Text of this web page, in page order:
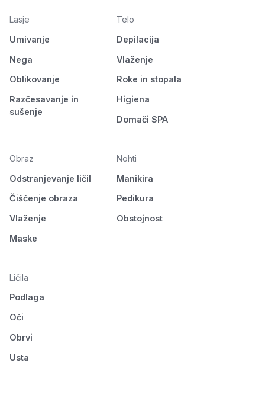
Lasje
Umivanje
Nega
Oblikovanje
Razčesavanje in
sušenje
Telo
Depilacija
Vlaženje
Roke in stopala
Higiena
Domači SPA
Obraz
Odstranjevanje ličil
Čiščenje obraza
Vlaženje
Maske
Nohti
Manikira
Pedikura
Obstojnost
Ličila
Podlaga
Oči
Obrvi
Usta